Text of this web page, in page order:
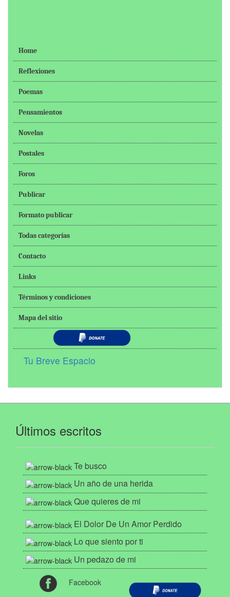
Home
Reflexiones
Poemas
Pensamientos
Novelas
Postales
Foros
Publicar
Formato publicar
Todas categorías
Contacto
Links
Términos y condiciones
Mapa del sitio
Tu Breve Espacio
Últimos escritos
Te busco
Un año de una herida
Que quieres de mi
El Dolor De Un Amor Perdido
Lo que siento por ti
Un pedazo de mi
Facebook